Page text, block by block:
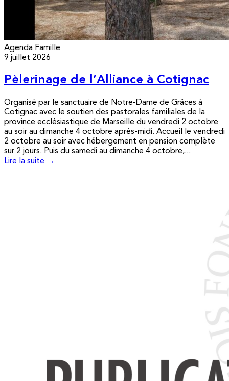
Agenda Famille
9 juillet 2026
Pèlerinage de l’Alliance à Cotignac
Organisé par le sanctuaire de Notre-Dame de Grâces à
Cotignac avec le soutien des pastorales familiales de la
province ecclésiastique de Marseille du vendredi 2 octobre
au soir au dimanche 4 octobre après-midi. Accueil le vendredi
2 octobre au soir avec hébergement en pension complète
sur 2 jours. Puis du samedi au dimanche 4 octobre,...
Lire la suite →